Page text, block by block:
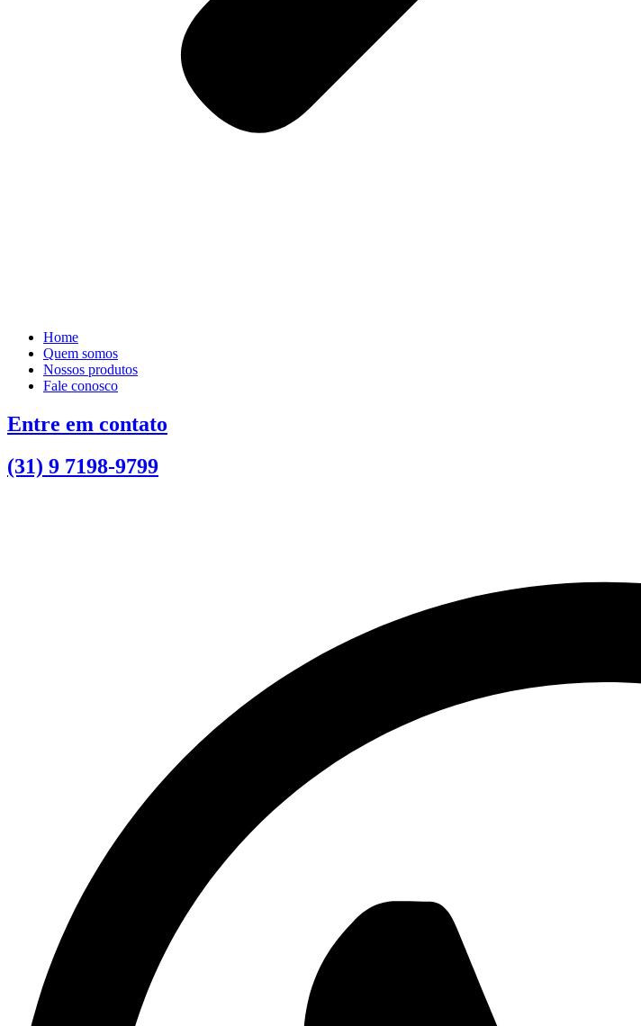
Home
Quem somos
Nossos produtos
Fale conosco
Entre em contato
(31) 9 7198-9799